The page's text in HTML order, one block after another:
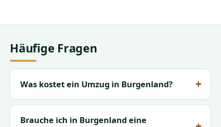
Häufige Fragen
Was kostet ein Umzug in Burgenland?
Brauche ich in Burgenland eine